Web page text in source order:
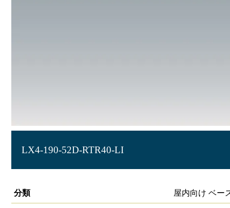
LX4-190-52D-RTR40-LI
分類
屋内向け ベー